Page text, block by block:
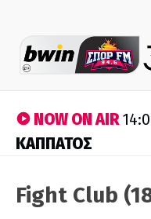
NOW ON AIR
ΚΑΠΠΑΤΟΣ
Fight Club